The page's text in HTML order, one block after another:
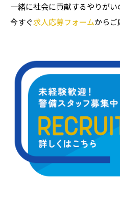
一緒に社会に貢献するやりがい
今すぐ求人応募フォームからご